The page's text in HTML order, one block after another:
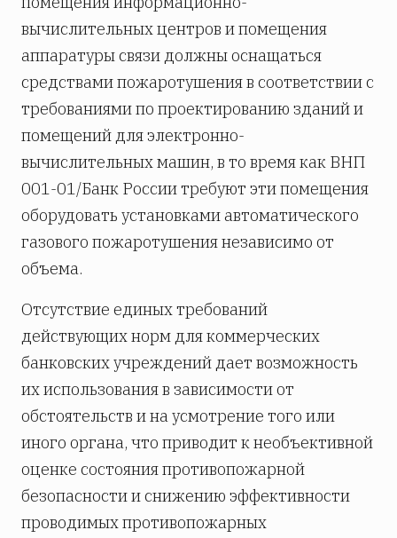
вычислительных центров и помещения
аппаратуры связи должны оснащаться
средствами пожаротушения в соответствии с
требованиями по проектированию зданий и
помещений для электронно-
вычислительных машин, в то время как ВНП
001-01/Банк России требуют эти помещения
оборудовать установками автоматического
газового пожаротушения независимо от
объема.
Отсутствие единых требований
действующих норм для коммерческих
банковских учреждений дает возможность
их использования в зависимости от
обстоятельств и на усмотрение того или
иного органа, что приводит к необъективной
оценке состояния противопожарной
безопасности и снижению эффективности
проводимых противопожарных